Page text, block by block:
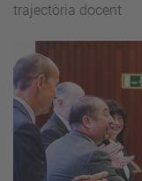
trajectòria docent